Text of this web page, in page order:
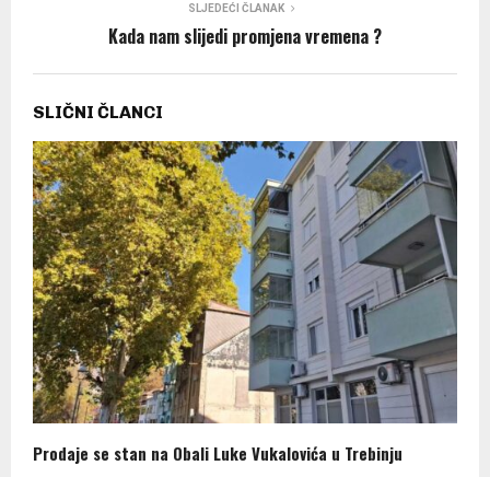
SLJEDEĆI ČLANAK
Kada nam slijedi promjena vremena ?
SLIČNI ČLANCI
Prodaje se stan na Obali Luke Vukalovića u Trebinju